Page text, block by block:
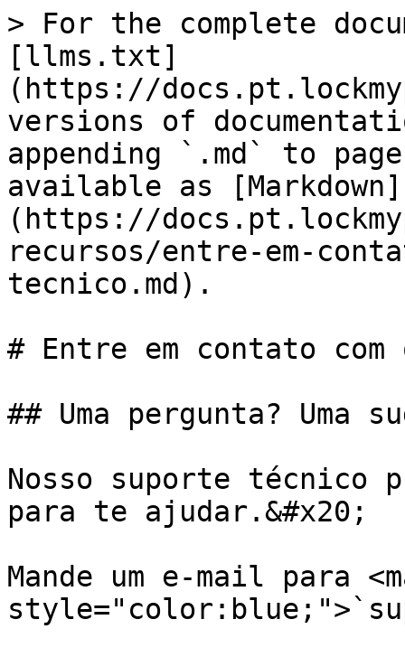
> For the complete
[llms.txt]
(https://
versions of
appending `.md` to
available as [Markdown]
(https://
recursos/entre-em-
tecnico.md).
# Entre em contato
## Uma pergunta? Uma
Nosso suporte técnico
para te ajudar.&#x20;
Mande um e-mail para